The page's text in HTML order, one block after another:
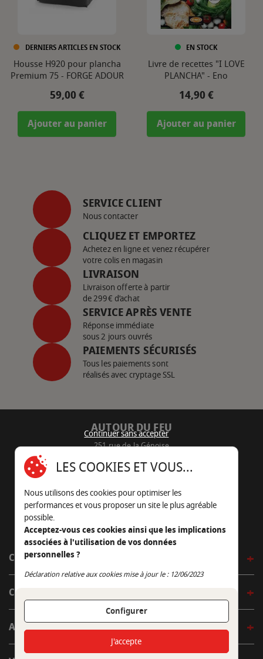
DERNIERS ARTICLES EN STOCK
Housse H920 pour plancha
Premium 75 - FORGE ADOUR
Prix
59,00 €
Ajouter au panier
EN STOCK
Livre de recettes "I LOVE
PLANCHA" - Eno
Prix
14,90 €
Ajouter au panier
SERVICE CLIENT
Nous contacter
CLIQUEZ ET EMPORTEZ
Achetez en ligne et venez récupérer
votre colis en magasin
LIVRAISON
Livraison offerte à partir
de 299€ d’achat
SERVICE APRÈS VENTE
Réponse immédiate
sous 2 jours ouvrés
PAIEMENTS SÉCURISÉS
Tous les paiements sont
réalisés avec cryptage SSL
AUTOUR DU FEU
251 rue de la Génoise
05 45 22 98 09
Nous envoyer un e-mail
CÔTÉ OUTDOOR
CÔTÉ INDOOR
AUTOUR DE LA TABLE
Continuer sans accepter
LES COOKIES ET VOUS...
Nous utilisons des cookies pour optimiser les
performances et vous proposer un site le plus agréable
possible.
Acceptez-vous ces cookies ainsi que les implications
associées à l'utilisation de vos données
personnelles ?
Déclaration relative aux cookies mise à jour le : 12/06/2023
Configurer
Continuer sans accepter
J'accepte